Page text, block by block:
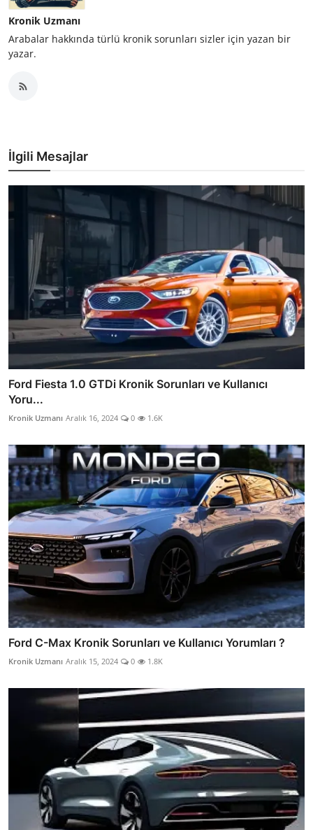
Kronik Uzmanı
Arabalar hakkında türlü kronik sorunları sizler için yazan bir
yazar.
İlgili Mesajlar
Ford Fiesta 1.0 GTDi Kronik Sorunları ve Kullanıcı
Yoru...
Kronik Uzmanı Aralık 16, 2024 0 1.6K
Ford C-Max Kronik Sorunları ve Kullanıcı Yorumları ?
Kronik Uzmanı Aralık 15, 2024 0 1.8K